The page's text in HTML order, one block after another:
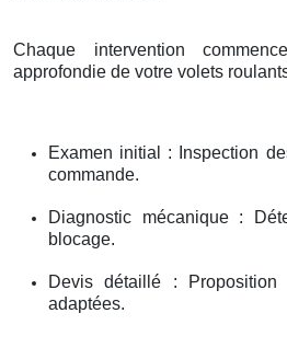
Chaque intervention
approfondie de votre volets
Examen initial : Inspection
commande.
Diagnostic mécanique :
blocage.
Devis détaillé :
adaptées.